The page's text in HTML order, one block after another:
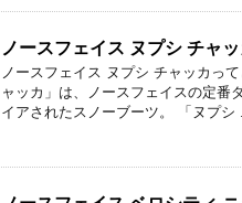
ノースフェイス ヌプシ チャ
ノースフェイス ヌプシ チャッカっ
ャッカ」は、ノースフェイスの定番
イアされたスノーブーツ。 「ヌプシ